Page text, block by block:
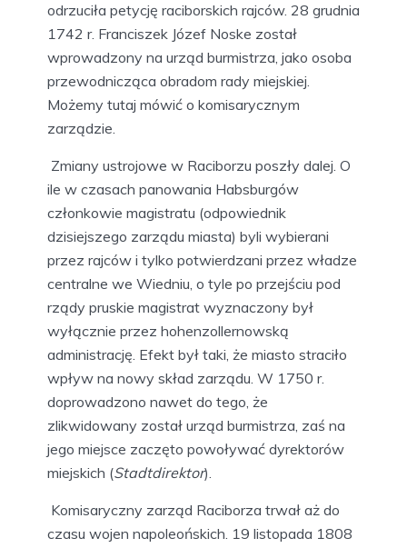
odrzuciła petycję raciborskich rajców. 28 grudnia
1742 r. Franciszek Józef Noske został
wprowadzony na urząd burmistrza, jako osoba
przewodnicząca obradom rady miejskiej.
Możemy tutaj mówić o komisarycznym
zarządzie.
Zmiany ustrojowe w Raciborzu poszły dalej. O
ile w czasach panowania Habsburgów
członkowie magistratu (odpowiednik
dzisiejszego zarządu miasta) byli wybierani
przez rajców i tylko potwierdzani przez władze
centralne we Wiedniu, o tyle po przejściu pod
rządy pruskie magistrat wyznaczony był
wyłącznie przez hohenzollernowską
administrację. Efekt był taki, że miasto straciło
wpływ na nowy skład zarządu. W 1750 r.
doprowadzono nawet do tego, że
zlikwidowany został urząd burmistrza, zaś na
jego miejsce zaczęto powoływać dyrektorów
miejskich (Stadtdirektor).
Komisaryczny zarząd Raciborza trwał aż do
czasu wojen napoleońskich. 19 listopada 1808